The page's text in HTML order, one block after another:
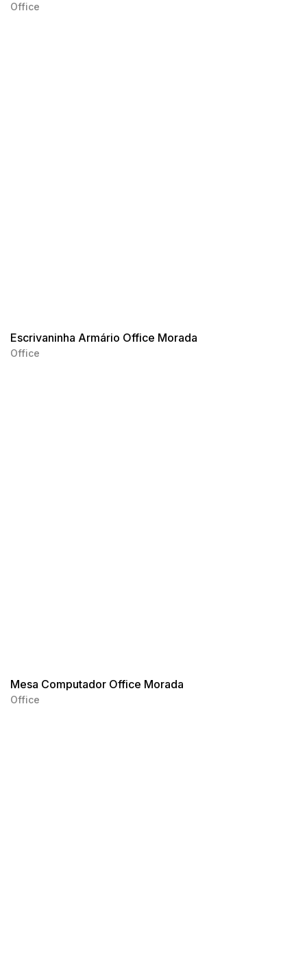
Office
Escrivaninha Armário Office Morada
Office
Mesa Computador Office Morada
Office